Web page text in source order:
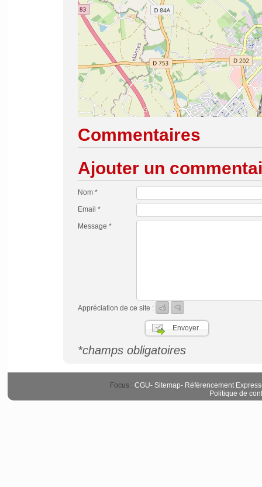
Commentaires
Ajouter un
Nom *
Email *
Message *
Appréciation de ce site :
*champs obligatoires
Focus : CGU- Sitemap- Référencement Express
Politique de